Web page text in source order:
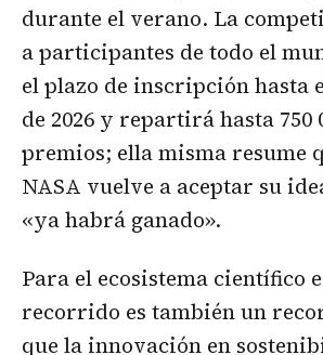
durante el verano. La
a participantes de todo el
el plazo de inscripción hasta
de 2026 y repartirá hasta 750
premios; ella misma resume
NASA vuelve a aceptar su
«ya habrá ganado».
Para el ecosistema científico
recorrido es también un
que la innovación en